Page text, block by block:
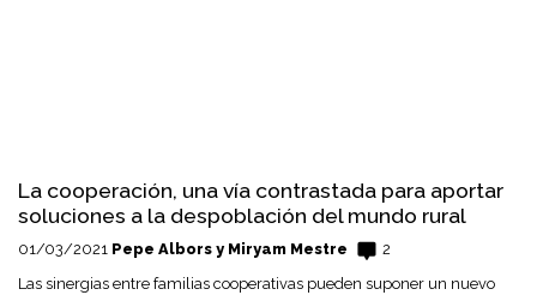
La cooperación, una vía contrastada para aportar
soluciones a la despoblación del mundo rural
01/03/2021 Pepe Albors y Miryam Mestre
2
Las sinergias entre familias cooperativas pueden suponer un nuevo